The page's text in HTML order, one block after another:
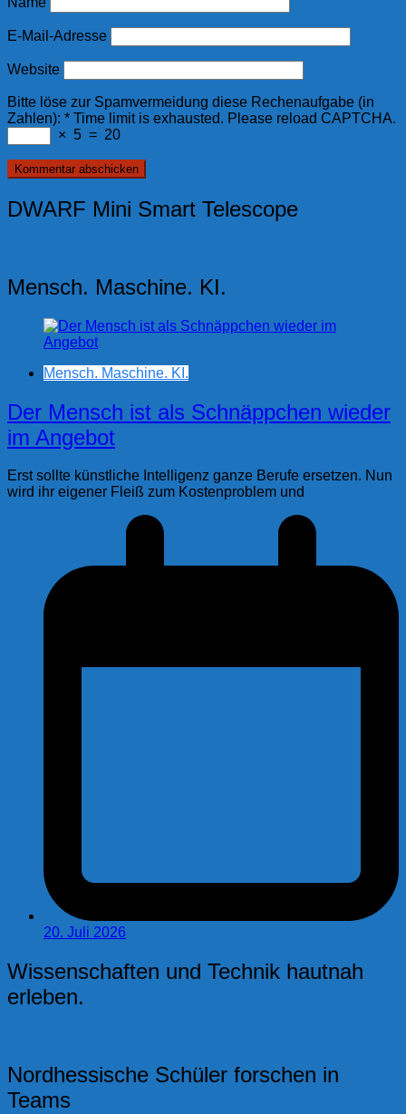
E-Mail-Adresse
Website
Bitte löse zur Spamvermeidung diese Rechenaufgabe (in
Zahlen): * Time limit is exhausted. Please reload CAPTCHA.
× 5 = 20
DWARF Mini Smart Telescope
Mensch. Maschine. KI.
Mensch. Maschine. KI.
Der Mensch ist als Schnäppchen wieder
im Angebot
Erst sollte künstliche Intelligenz ganze Berufe ersetzen. Nun
wird ihr eigener Fleiß zum Kostenproblem und
20. Juli 2026
Wissenschaften und Technik hautnah
erleben.
Nordhessische Schüler forschen in
Teams